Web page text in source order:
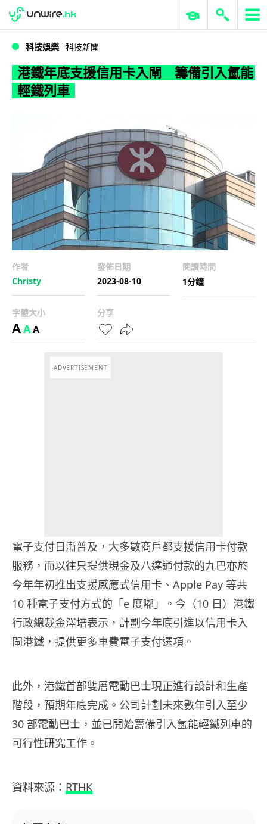
WWDC 2026 ERP 與商業 AI
科技娛樂 科技新聞
港鐵年底支援信用卡入閘 籌備引入氫能
輕鐵列車
作者
Christy
發佈日期
2023-08-10
閱讀時間
1分鐘
字體大小
AAA
分享
ADVERTISEMENT
電子支付日漸普及，大多數商戶都支援信用卡付款
服務，而以往只提供現金及八達通付款的九巴亦於
今年年初推出支援感應式信用卡、Apple Pay 等共
10 種電子支付方式的「e 度嘟」。今（10 日）港鐵
行政總裁金澤培表示，計劃今年底引進以信用卡入
閘港鐵，提供更多車費電子支付選項。
此外，港鐵首部雙層電動巴士現正進行設計和生產
階段，預期年底完成。公司計劃未來數年引入至少
30 部電動巴士，並已開始籌備引入氫能輕鐵列車的
可行性研究工作。
資料來源： RTHK